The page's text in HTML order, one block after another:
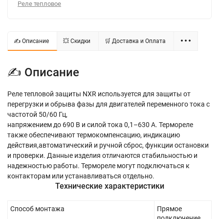
Реле тепловое
✍ Описание 💥 Скидки 🛒 Доставка и Оплата
✍ Описание
Реле тепловой защиты NXR используется для защиты от
перегрузки и обрыва фазы для двигателей переменного тока с
частотой 50/60 Гц,
напряжением до 690 В и силой тока 0,1–630 А. Термореле
также обеспечивают термокомпенсацию, индикацию
действия,автоматический и ручной сброс, функции остановки
и проверки. Данные изделия отличаются стабильностью и
надежностью работы. Термореле могут подключаться к
контакторам или устанавливаться отдельно.
Технические характеристики
Способ монтажа
Прямое